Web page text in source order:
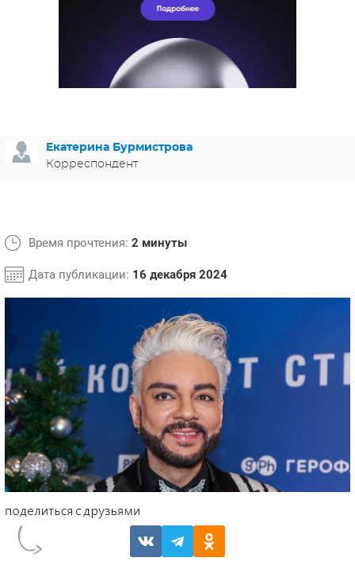
ГЕРМАНИЯ
СПОЙЛЕРЫ ИЗ СЕРИАЛОВ
Екатерина Бурмистрова
Корреспондент
Время прочтения: 2 минуты
Дата публикации: 16 декабря 2024